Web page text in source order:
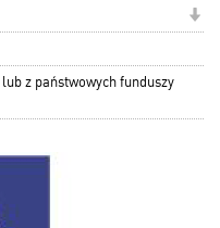
z państwowych funduszy